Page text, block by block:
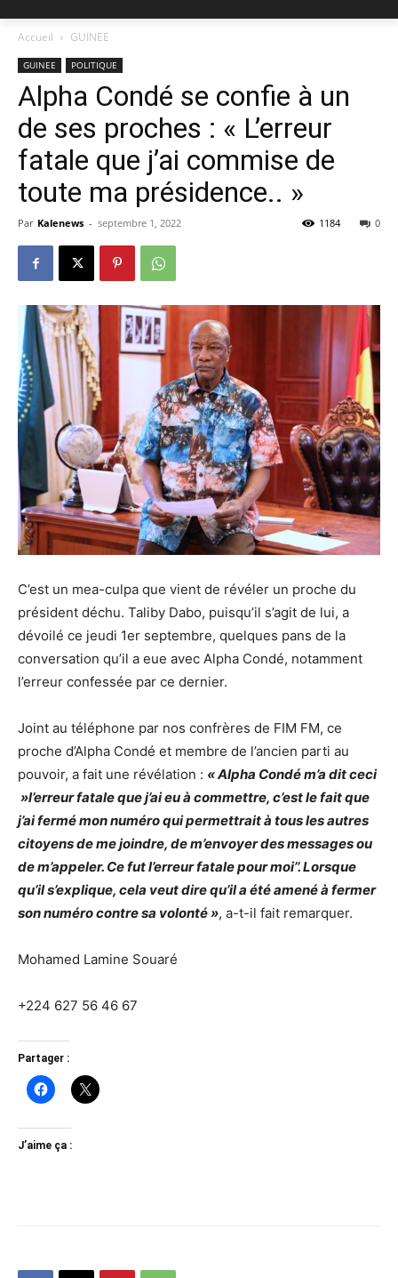
Accueil GUINEE
GUINEE POLITIQUE
Alpha Condé se confie à un
de ses proches : « L’erreur
fatale que j’ai commise de
toute ma présidence.. »
Par Kalenews - septembre 1, 2022 0
1184
C’est un mea-culpa que vient de révéler un proche du
président déchu. Taliby Dabo, puisqu’il s’agit de lui, a
dévoilé ce jeudi 1er septembre, quelques pans de la
conversation qu’il a eue avec Alpha Condé, notamment
l’erreur confessée par ce dernier.
Joint au téléphone par nos confrères de FIM FM, ce
proche d’Alpha Condé et membre de l’ancien parti au
pouvoir, a fait une révélation : « Alpha Condé m’a dit ceci
»l’erreur fatale que j’ai eu à commettre, c’est le fait que
j’ai fermé mon numéro qui permettrait à tous les autres
citoyens de me joindre, de m’envoyer des messages ou
de m’appeler. Ce fut l’erreur fatale pour moi’’. Lorsque
qu’il s’explique, cela veut dire qu’il a été amené à fermer
son numéro contre sa volonté », a-t-il fait remarquer.
Mohamed Lamine Souaré
+224 627 56 46 67
Partager :
J’aime ça :